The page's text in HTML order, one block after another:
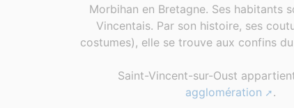
Morbihan en Bretagne. Ses habitants
Vincentais. Par son histoire, ses
costumes), elle se trouve aux confins
Saint-Vincent-sur-Oust
agglomération
.